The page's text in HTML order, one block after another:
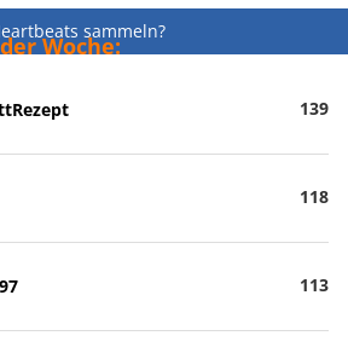
sammeln?
Woche:
139
118
113